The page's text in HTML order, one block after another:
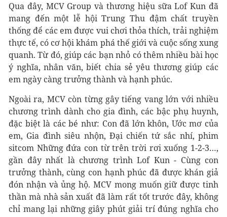
Qua đây, MCV Group và thương hiệu sữa Lof Kun đã
mang đến một lễ hội Trung Thu đậm chất truyền
thống để các em được vui chơi thỏa thích, trải nghiệm
thực tế, có cơ hội khám phá thế giới và cuộc sống xung
quanh. Từ đó, giúp các bạn nhỏ có thêm nhiều bài học
ý nghĩa, nhân văn, biết chia sẻ yêu thương giúp các
em ngày càng trưởng thành và hạnh phúc.
Ngoài ra, MCV còn từng gây tiếng vang lớn với nhiều
chương trình dành cho gia đình, các bậc phụ huynh,
đặc biệt là các bé như: Con đã lớn khôn, Ước mơ của
em, Gia đình siêu nhộn, Đại chiến tứ sắc nhí, phim
sitcom Những đứa con từ trên trời rơi xuống 1-2-3…,
gần đây nhất là chương trình Lof Kun - Cùng con
trưởng thành, cùng con hạnh phúc đã được khán giả
đón nhận và ủng hộ. MCV mong muốn giữ được tinh
thần mà nhà sản xuất đã làm rất tốt trước đây, không
chỉ mang lại những giây phút giải trí đúng nghĩa cho